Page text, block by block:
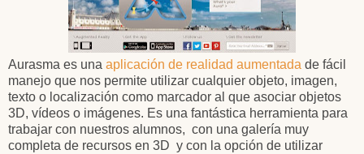
Aurasma es una aplicación de realidad aumentada de fácil
manejo que nos permite utilizar cualquier objeto, imagen,
texto o localización como marcador al que asociar objetos
3D, vídeos o imágenes. Es una fantástica herramienta para
trabajar con nuestros alumnos, con una galería muy
completa de recursos en 3D y con la opción de utilizar